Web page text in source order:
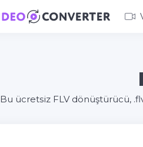
Bu ücretsiz FLV dönüştürücü,